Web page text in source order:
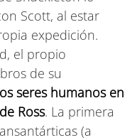
Scott, al estar
expedición.
el propio
de su
seres humanos en
Ross. La primera
(a